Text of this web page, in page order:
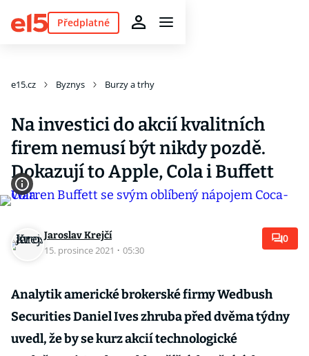
Předplatné
e15.cz Byznys Burzy a trhy
Na investici do akcií kvalitních
firem nemusí být nikdy pozdě.
Dokazují to Apple, Cola i Buffett
Jaroslav Krejčí
15. prosince 2021 · 05:30
0
Analytik americké brokerské firmy Wedbush
Securities Daniel Ives zhruba před dvěma týdny
uvedl, že by se kurz akcií technologické